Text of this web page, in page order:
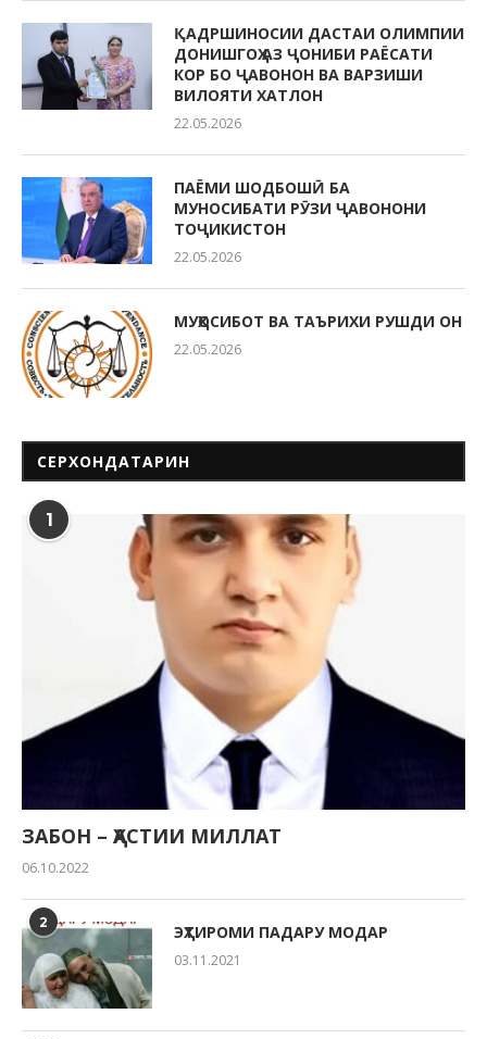
ҚАДРШИНОСИИ ДАСТАИ ОЛИМПИИ
ДОНИШГОҲ АЗ ҶОНИБИ РАЁСАТИ
КОР БО ҶАВОНОН ВА ВАРЗИШИ
ВИЛОЯТИ ХАТЛОН
22.05.2026
ПАЁМИ ШОДБОШӢ БА
МУНОСИБАТИ РӮЗИ ҶАВОНОНИ
ТОҶИКИСТОН
22.05.2026
МУҲОСИБОТ ВА ТАЪРИХИ РУШДИ ОН
22.05.2026
СЕРХОНДАТАРИН
1
ЗАБОН – ҲАСТИИ МИЛЛАТ
06.10.2022
2 ЭҲТИРОМИ ПАДАРУ МОДАР
03.11.2021